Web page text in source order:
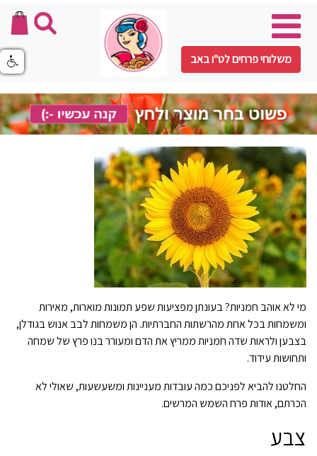
משלוחי פרחים לט"ו באב
מי לא אוהב חמניות? בעונתן מפציעות שפע תמונות מוארות, מאירות
ומשמחות בכל אחת מהרשתות החברתיות. הן משמחות לבב אנוש בגודלן,
בצבען ולראות שדה חמניות ממריץ את הדם ומעורר בנו פרץ של שמחה
ותחושות עידוד.
החלטנו להביא לפניכם כמה עובדות מעניינות ומשעשעות, שאולי לא
הכרתם, אודות פרח השמש המרשים.
צבע